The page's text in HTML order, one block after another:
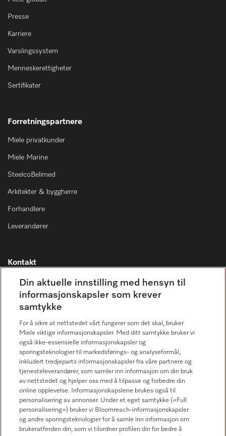
Presse
Karriere
Varslingssystem
Menneskerettigheter
Sertifikater
Forretningspartnere
Miele privatkunder
Miele Marine
SteelcoBelimed
Arkitekter & byggherre
Forhandlere
Leverandører
Kontakt
Kontaktoversikt
Miele Professional Service
67 17 34 40
Forbrukerkontakt
67 17 31 00
Forhandlersøk
Din aktuelle innstilling med hensyn til
informasjonskapsler som krever
samtykke
For å sikre at nettstedet vårt fungerer som det skal, bruker
Miele viktige informasjonskapsler. Med ditt samtykke bruker vi
også ikke-essensielle informasjonskapsler og
sporingsteknologier til markedsførings- og analyseformål,
inkludert tredjeparts informasjonskapsler fra våre partnere og
tjenesteleverandører, som samler inn informasjon om din bruk
av nettstedet og hjelper oss med å tilpasse og forbedre din
online opplevelse. Informasjonskapslene brukes også til
personalisering av annonser. Under et eget samtykke («Full
personalisering») bruker vi Bloomreach-informasjonskapsler
og andre sporingsteknologier for å samle inn informasjon om
brukeratferden din, som vi tilordner profilen din for bedre å